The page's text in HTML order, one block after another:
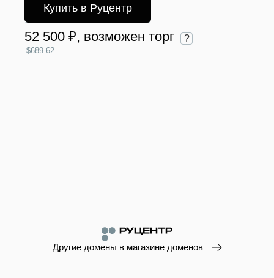
Купить в Руцентр
52 500 ₽, возможен торг ?
$689.62
Другие домены в магазине доменов